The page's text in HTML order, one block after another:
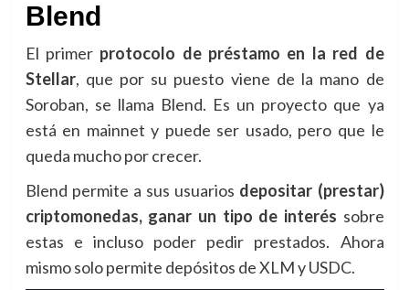
Blend
El primer protocolo de préstamo en la red de
Stellar, que por su puesto viene de la mano de
Soroban, se llama Blend. Es un proyecto que ya
está en mainnet y puede ser usado, pero que le
queda mucho por crecer.
Blend permite a sus usuarios depositar (prestar)
criptomonedas, ganar un tipo de interés sobre
estas e incluso poder pedir prestados. Ahora
mismo solo permite depósitos de XLM y USDC.